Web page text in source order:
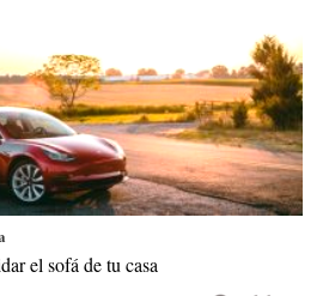
el sofá de tu casa